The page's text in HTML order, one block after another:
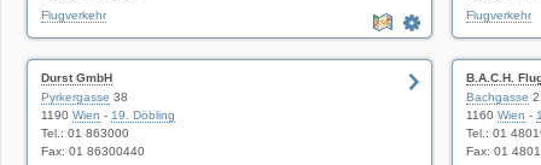
Flugverkehr
Flugverkehr
Durst GmbH
Pyrkergasse 38
1190 Wien - 19. Döbling
Tel.: 01 863000
Fax: 01 86300440
B.A.C.H.
Bachgasse
1160 Wien -
Tel.: 01
Fax: 01